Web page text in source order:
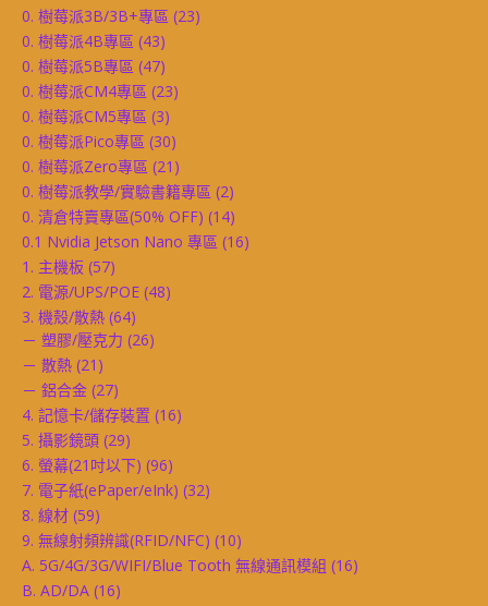
0. 樹莓派3B/3B+專區 (23)
0. 樹莓派4B專區 (43)
0. 樹莓派5B專區 (47)
0. 樹莓派CM4專區 (23)
0. 樹莓派CM5專區 (3)
0. 樹莓派Pico專區 (30)
0. 樹莓派Zero專區 (21)
0. 樹莓派教學/實驗書籍專區 (2)
0. 清倉特賣專區(50% OFF) (14)
0.1 Nvidia Jetson Nano 專區 (16)
1. 主機板 (57)
2. 電源/UPS/POE (48)
3. 機殼/散熱 (64)
－ 塑膠/壓克力 (26)
－ 散熱 (21)
－ 鋁合金 (27)
4. 記憶卡/儲存裝置 (16)
5. 攝影鏡頭 (29)
6. 螢幕(21吋以下) (96)
7. 電子紙(ePaper/eInk) (32)
8. 線材 (59)
9. 無線射頻辨識(RFID/NFC) (10)
A. 5G/4G/3G/WIFI/Blue Tooth 無線通訊模組 (16)
B. AD/DA (16)